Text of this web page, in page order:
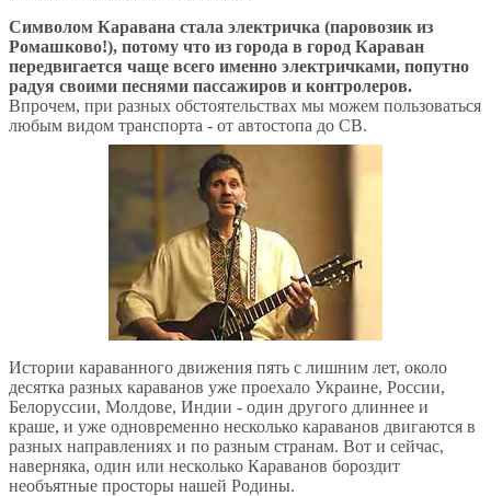
Символом Каравана стала электричка (паровозик из
Ромашково!), потому что из города в город Караван
передвигается чаще всего именно электричками, попутно
радуя своими песнями пассажиров и контролеров.
Впрочем, при разных обстоятельствах мы можем пользоваться
любым видом транспорта - от автостопа до СВ.
Истории караванного движения пять с лишним лет, около
десятка разных караванов уже проехало Украине, России,
Белоруссии, Молдове, Индии - один другого длиннее и
краше, и уже одновременно несколько караванов двигаются в
разных направлениях и по разным странам. Вот и сейчас,
наверняка, один или несколько Караванов бороздит
необъятные просторы нашей Родины.